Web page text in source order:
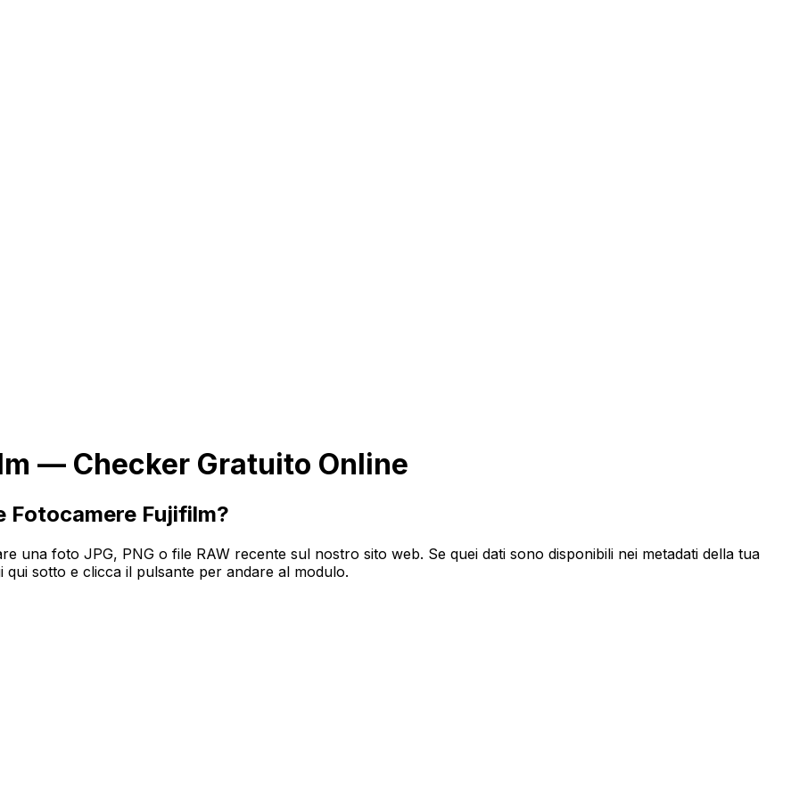
— Checker Gratuito Online
Fotocamere Fujifilm?
una foto JPG, PNG o file RAW recente sul nostro sito web. Se quei dati sono disponibili nei metadati della tua
sotto e clicca il pulsante per andare al modulo.